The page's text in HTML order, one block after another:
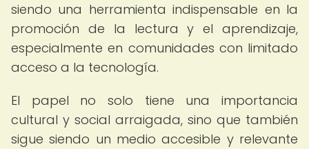
siendo una herramienta indispensable en la
promoción de la lectura y el aprendizaje,
especialmente en comunidades con limitado
acceso a la tecnología.
El papel no solo tiene una importancia
cultural y social arraigada, sino que también
sigue siendo un medio accesible y relevante